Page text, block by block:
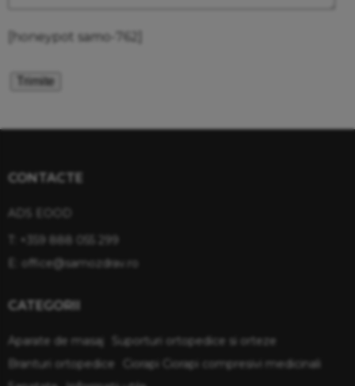
[honeypot samo-762]
CONTACTE
+359 888 055 299
office@samozdrav.ro
CATEGORII
Aparate de masaj
Suporturi ortopedice si orteze
Branturi ortopedice
Ciorapi Ciorapi compresivi medicinali